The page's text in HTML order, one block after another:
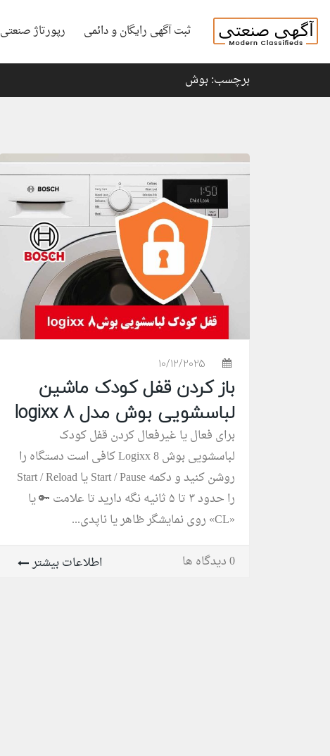
ثبت آگهی رایگان و دائمی رپورتاژ صنعتی
برچسب: بوش
10/12/2025
باز کردن قفل کودک ماشین
لباسشویی بوش مدل logixx 8
برای فعال یا غیرفعال کردن قفل کودک
لباسشویی بوش Logixx 8 کافی است دستگاه را
روشن کنید و دکمه Start / Pause یا Start / Reload
را حدود ۳ تا ۵ ثانیه نگه دارید تا علامت 🔑 یا
«CL» روی نمایشگر ظاهر یا ناپدی...
0 دیدگاه ها
اطلاعات بیشتر